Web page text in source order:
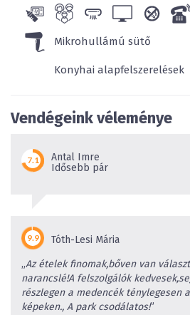
Mikrohullámú sütő
Konyhai alapfelszerelések
Vendégeink véleménye
Antal Imre
Idősebb pár
Tóth-Lesi Mária
„Az ételek finomak,bőven van
narancslé!A felszolgálók
részlegen a medencék ténylegesen
képeken., A park csodálatos!”